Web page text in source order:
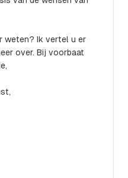
weten? Ik vertel u er
over. Bij voorbaat